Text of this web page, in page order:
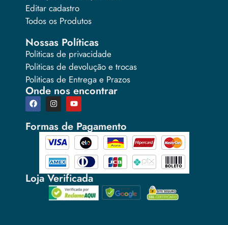
Editar cadastro
Todos os Produtos
Nossas Políticas
Politicas de privacidade
Politicas de devolução e trocas
Politicas de Entrega e Prazos
Onde nos encontrar
Formas de Pagamento
Loja Verificada